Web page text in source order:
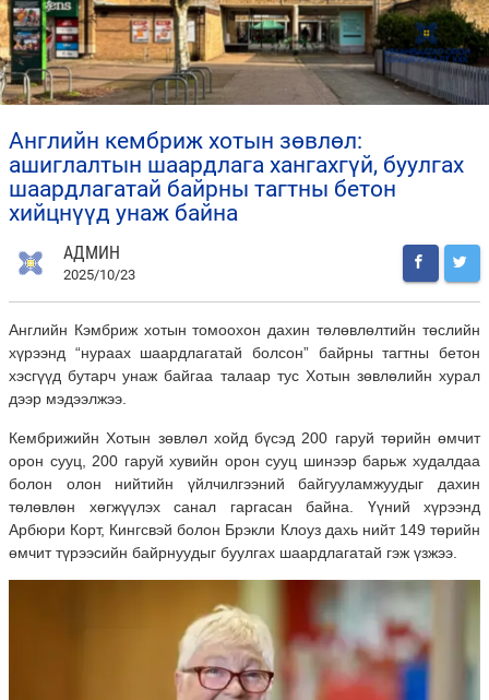
английн кембриж хотын зөвлөл:
ашиглалтын шаардлага хангахгүй, буулгах
шаардлагатай байрны тагтны бетон
хийцнүүд унаж байна
АДМИН
2025/10/23
Английн Кэмбриж хотын томоохон дахин төлөвлөлтийн төслийн
хүрээнд “нураах шаардлагатай болсон” байрны тагтны бетон
хэсгүүд бутарч унаж байгаа талаар тус Хотын зөвлөлийн хурал
дээр мэдээлжээ.
Кембрижийн Хотын зөвлөл хойд бүсэд 200 гаруй төрийн өмчит
орон сууц, 200 гаруй хувийн орон сууц шинээр барьж худалдаа
болон олон нийтийн үйлчилгээний байгууламжуудыг дахин
төлөвлөн хөгжүүлэх санал гаргасан байна. Үүний хүрээнд
Арбюри Корт, Кингсвэй болон Брэкли Клоуз дахь нийт 149 төрийн
өмчит түрээсийн байрнуудыг буулгах шаардлагатай гэж үзжээ.